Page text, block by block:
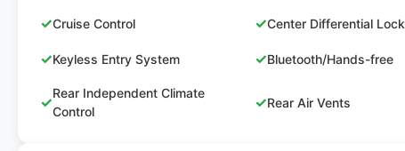
✓Cruise Control ✓Center Differential Lock
✓Keyless Entry System ✓Bluetooth/Hands-free
✓
Rear Independent Climate
Control
✓Rear Air Vents